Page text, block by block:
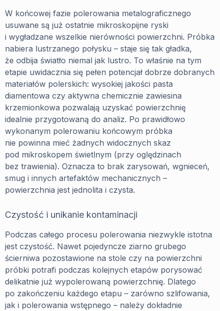
W końcowej fazie polerowania metalograficznego
usuwane są już ostatnie mikroskopijne ryski
i wygładzane wszelkie nierówności powierzchni. Próbka
nabiera lustrzanego połysku – staje się tak gładka,
że odbija światło niemal jak lustro. To właśnie na tym
etapie uwidacznia się pełen potencjał dobrze dobranych
materiałów polerskich: wysokiej jakości pasta
diamentowa czy aktywna chemicznie zawiesina
krzemionkowa pozwalają uzyskać powierzchnię
idealnie przygotowaną do analiz. Po prawidłowo
wykonanym polerowaniu końcowym próbka
nie powinna mieć żadnych widocznych skaz
pod mikroskopem świetlnym (przy oględzinach
bez trawienia). Oznacza to brak zarysowań, wgnieceń,
smug i innych artefaktów mechanicznych –
powierzchnia jest jednolita i czysta.
Czystość i unikanie kontaminacji
Podczas całego procesu polerowania niezwykle istotna
jest czystość. Nawet pojedyncze ziarno grubego
ścierniwa pozostawione na stole czy na powierzchni
próbki potrafi podczas kolejnych etapów porysować
delikatnie już wypolerowaną powierzchnię. Dlatego
po zakończeniu każdego etapu – zarówno szlifowania,
jak i polerowania wstępnego – należy dokładnie